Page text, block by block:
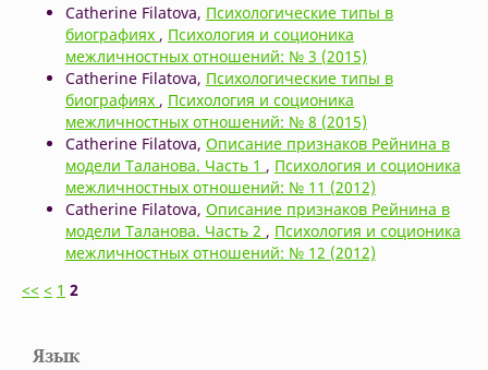
Catherine Filatova, Психологические типы в
биографиях , Психология и соционика
межличностных отношений: № 3 (2015)
Catherine Filatova, Психологические типы в
биографиях , Психология и соционика
межличностных отношений: № 8 (2015)
Catherine Filatova, Описание признаков Рейнина в
модели Таланова. Часть 1 , Психология и соционика
межличностных отношений: № 11 (2012)
Catherine Filatova, Описание признаков Рейнина в
модели Таланова. Часть 2 , Психология и соционика
межличностных отношений: № 12 (2012)
<< < 1 2
Язык